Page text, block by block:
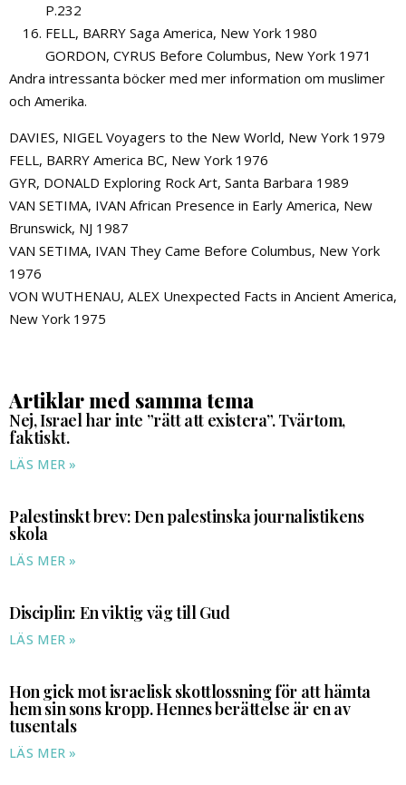
P.232
FELL, BARRY Saga America, New York 1980
GORDON, CYRUS Before Columbus, New York 1971
Andra intressanta böcker med mer information om muslimer
och Amerika.
DAVIES, NIGEL Voyagers to the New World, New York 1979
FELL, BARRY America BC, New York 1976
GYR, DONALD Exploring Rock Art, Santa Barbara 1989
VAN SETIMA, IVAN African Presence in Early America, New
Brunswick, NJ 1987
VAN SETIMA, IVAN They Came Before Columbus, New York
1976
VON WUTHENAU, ALEX Unexpected Facts in Ancient America,
New York 1975
Artiklar med samma tema
Nej, Israel har inte ”rätt att existera”. Tvärtom,
faktiskt.
LÄS MER »
Palestinskt brev: Den palestinska journalistikens
skola
LÄS MER »
Disciplin: En viktig väg till Gud
LÄS MER »
Hon gick mot israelisk skottlossning för att hämta
hem sin sons kropp. Hennes berättelse är en av
tusentals
LÄS MER »